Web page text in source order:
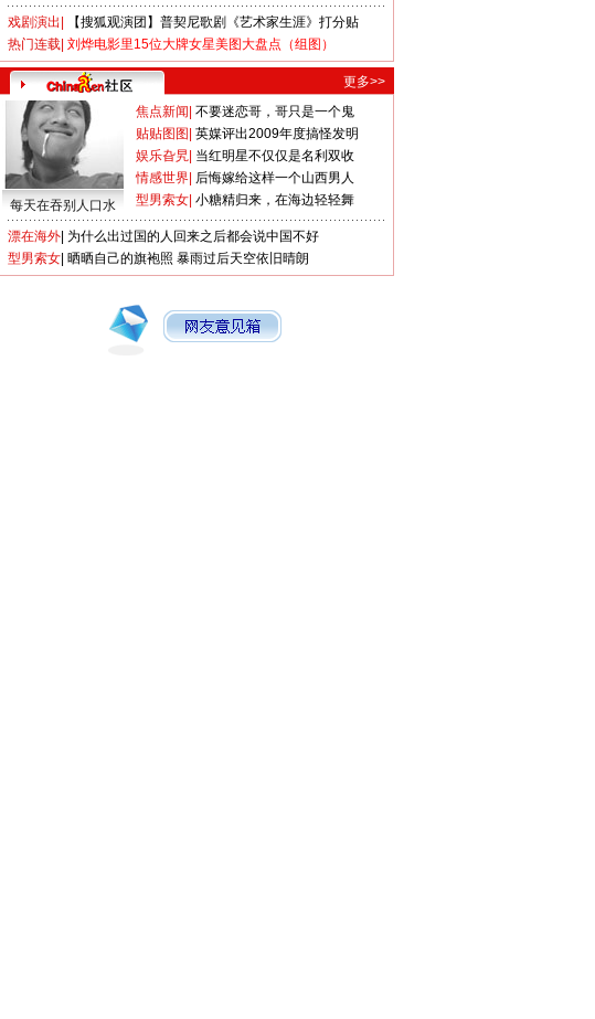
戏剧演出
【搜狐观演团】普契尼歌剧《艺术家生涯》打分贴
热门连载 刘烨电影里15位大牌女星美图大盘点（组图）
更多>>
每天在吞别人口水
焦点新闻 不要迷恋哥，哥只是一个鬼
贴贴图图 英媒评出2009年度搞怪发明
娱乐旮旯 当红明星不仅仅是名利双收
情感世界 后悔嫁给这样一个山西男人
型男索女 小糖精归来，在海边轻轻舞
漂在海外 为什么出过国的人回来之后都会说中国不好
型男索女 晒晒自己的旗袍照 暴雨过后天空依旧晴朗